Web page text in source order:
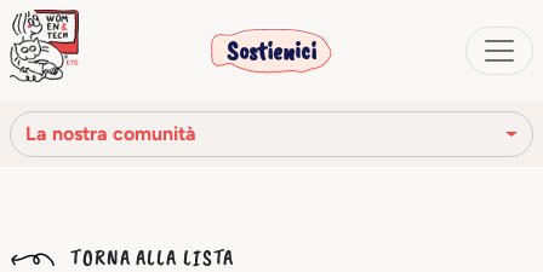
Sostienici
La nostra comunità
La nostra storia
TORNA ALLA LISTA